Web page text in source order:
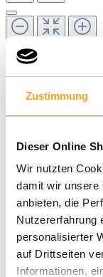
Zustimmung
Dieser Online
Wir nutzten
damit wir unsere
anbieten, die
Nutzererfahrung
personalisierter
auf Drittseiten
Informationen,
1,20 €
inkl. MwSt. |zzgl.
In den Warenkorb